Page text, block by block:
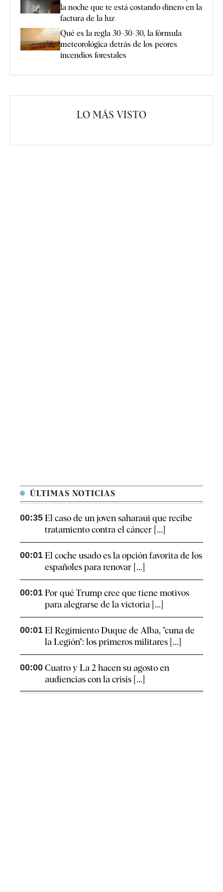
la noche que te está costando dinero en la
factura de la luz
Qué es la regla 30-30-30, la fórmula
meteorológica detrás de los peores
incendios forestales
LO MÁS VISTO
ÚLTIMAS NOTICIAS
00:35 El caso de un joven saharaui que recibe
tratamiento contra el cáncer [...]
00:01 El coche usado es la opción favorita de los
españoles para renovar [...]
00:01 Por qué Trump cree que tiene motivos
para alegrarse de la victoria [...]
00:01 El Regimiento Duque de Alba, "cuna de
la Legión": los primeros militares [...]
00:00 Cuatro y La 2 hacen su agosto en
audiencias con la crisis [...]